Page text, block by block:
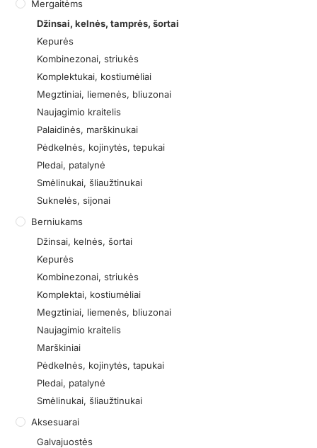
Mergaitėms
Džinsai, kelnės, tamprės, šortai
Kepurės
Kombinezonai, striukės
Komplektukai, kostiumėliai
Megztiniai, liemenės, bliuzonai
Naujagimio kraitelis
Palaidinės, marškinukai
Pėdkelnės, kojinytės, tepukai
Pledai, patalynė
Smėlinukai, šliaužtinukai
Suknelės, sijonai
Berniukams
Džinsai, kelnės, šortai
Kepurės
Kombinezonai, striukės
Komplektai, kostiumėliai
Megztiniai, liemenės, bliuzonai
Naujagimio kraitelis
Marškiniai
Pėdkelnės, kojinytės, tapukai
Pledai, patalynė
Smėlinukai, šliaužtinukai
Aksesuarai
Galvajuostės